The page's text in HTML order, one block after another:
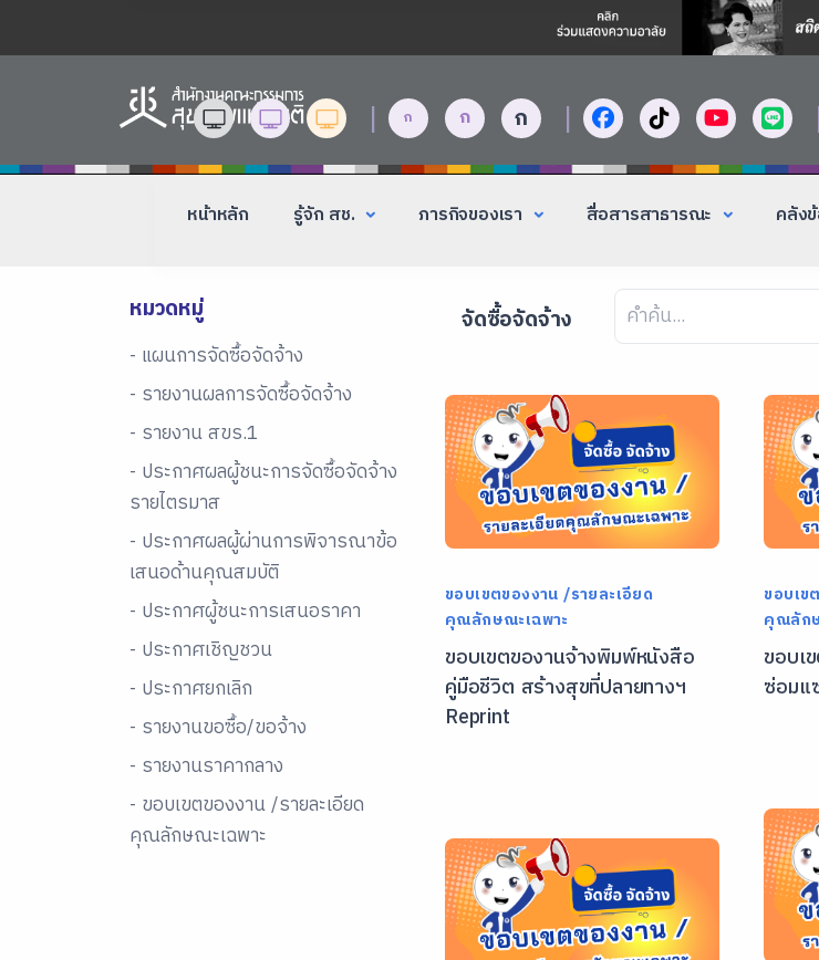
| ก ก ก | |
หน้าหลัก รู้จัก สช. ภารกิจของเรา สื่อสารสาธารณะ คลัง
จัดซื้อจัดจ้าง
ขอบเขตของงาน /รายละเอียด
คุณลักษณะเฉพาะ
ขอบเขตของานจ้างพิมพ์หนังสือ
คู่มือชีวิต สร้างสุขที่ปลายทางฯ
Reprint
ขอบเข
คุณลัก
ขอบเ
ซ่อมแ
หมวดหมู่
- แผนการจัดซื้อจัดจ้าง
- รายงานผลการจัดซื้อจัดจ้าง
- รายงาน สขร.1
- ประกาศผลผู้ชนะการจัดซื้อจัดจ้าง
รายไตรมาส
- ประกาศผลผู้ผ่านการพิจารณาข้อ
เสนอด้านคุณสมบัติ
- ประกาศผู้ชนะการเสนอราคา
- ประกาศเชิญชวน
- ประกาศยกเลิก
- รายงานขอซื้อ/ขอจ้าง
- รายงานราคากลาง
- ขอบเขตของงาน /รายละเอียด
คุณลักษณะเฉพาะ